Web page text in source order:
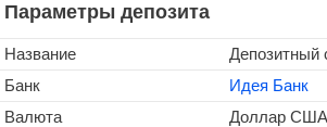
Параметры депозита
Название
Депозитный
Банк
Идея Банк
Валюта
Доллар США